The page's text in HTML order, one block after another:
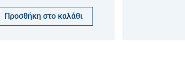
Προσθήκη στο καλάθι